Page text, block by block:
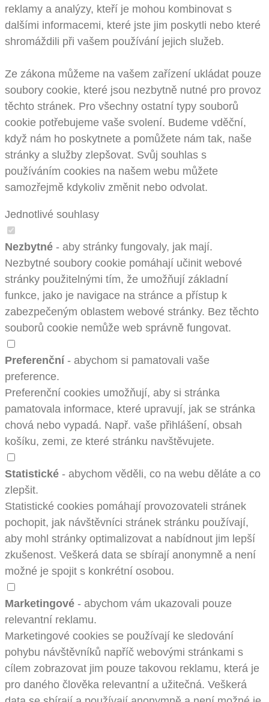
reklamy a analýzy, kteří je mohou kombinovat s
dalšími informacemi, které jste jim poskytli nebo které
shromáždili při vašem používání jejich služeb.
Ze zákona můžeme na vašem zařízení ukládat pouze
soubory cookie, které jsou nezbytně nutné pro provoz
těchto stránek. Pro všechny ostatní typy souborů
cookie potřebujeme vaše svolení. Budeme vděční,
když nám ho poskytnete a pomůžete nám tak, naše
stránky a služby zlepšovat. Svůj souhlas s
používáním cookies na našem webu můžete
samozřejmě kdykoliv změnit nebo odvolat.
Jednotlivé souhlasy
Nezbytné - aby stránky fungovaly, jak mají.
Nezbytné soubory cookie pomáhají učinit webové
stránky použitelnými tím, že umožňují základní
funkce, jako je navigace na stránce a přístup k
zabezpečeným oblastem webové stránky. Bez těchto
souborů cookie nemůže web správně fungovat.
Preferenční - abychom si pamatovali vaše
preference.
Preferenční cookies umožňují, aby si stránka
pamatovala informace, které upravují, jak se stránka
chová nebo vypadá. Např. vaše přihlášení, obsah
košíku, zemi, ze které stránku navštěvujete.
Statistické - abychom věděli, co na webu děláte a co
zlepšit.
Statistické cookies pomáhají provozovateli stránek
pochopit, jak návštěvníci stránek stránku používají,
aby mohl stránky optimalizovat a nabídnout jim lepší
zkušenost. Veškerá data se sbírají anonymně a není
možné je spojit s konkrétní osobou.
Marketingové - abychom vám ukazovali pouze
relevantní reklamu.
Marketingové cookies se používají ke sledování
pohybu návštěvníků napříč webovými stránkami s
cílem zobrazovat jim pouze takovou reklamu, která je
pro daného člověka relevantní a užitečná. Veškerá